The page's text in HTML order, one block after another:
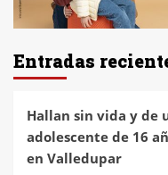
Entradas
Hallan sin vida y de
adolescente de 16
en Valledupar